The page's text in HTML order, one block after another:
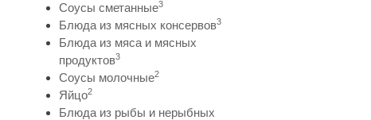
Соусы сметанные3
Блюда из мясных консервов3
Блюда из мяса и мясных
продуктов3
Соусы молочные2
Яйцо2
Блюда из рыбы и нерыбных